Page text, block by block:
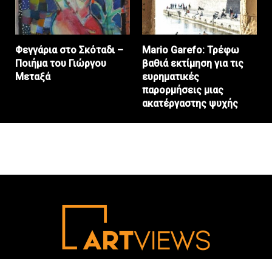
Φεγγάρια στο Σκόταδι –
Ποιήμα του Γιώργου
Μεταξά
Mario Garefo: Τρέφω
βαθιά εκτίμηση για τις
ευρηματικές
παρορμήσεις μιας
ακατέργαστης ψυχής